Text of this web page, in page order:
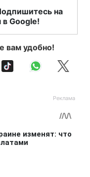
на
Google!
вам удобно!